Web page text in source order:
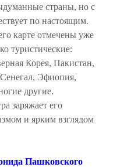
страны, но с
по настоящим.
карте отмечены уже
туристические:
Корея, Пакистан,
Эфиопия,
другие.
заряжает его
и ярким взглядом
Пашковского